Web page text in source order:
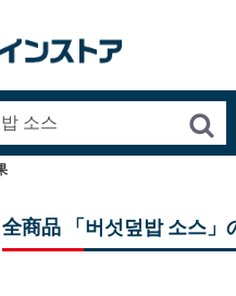
全商品 「버섯덮밥 소스」